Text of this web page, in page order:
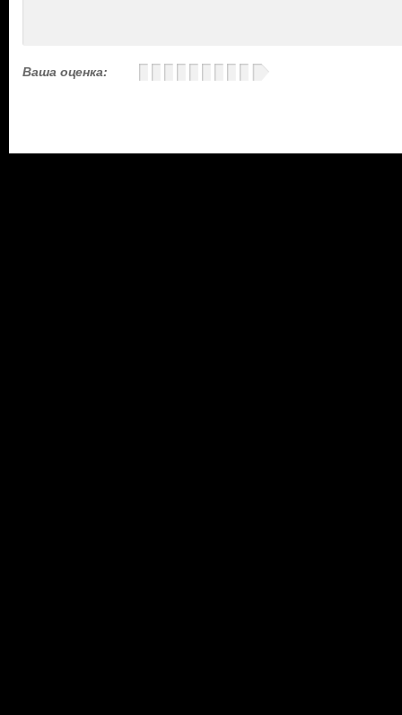
Ваша оценка: